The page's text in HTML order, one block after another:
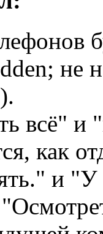
не
всё" и
как
и